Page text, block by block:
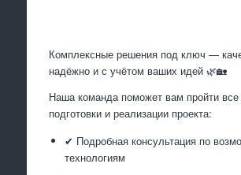
Комплексные решения под ключ —
надёжно и с учётом ваших идей 🌿🏡
Наша команда поможет вам пройти
подготовки и реализации проекта:
✔ Подробная консультация по
технологиям